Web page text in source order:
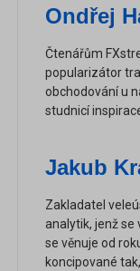
Ondřej
Čtenářům
popularizátor
obchodování u
studnicí
Jakub
Zakladatel
analytik, jenž
se věnuje od
koncipované